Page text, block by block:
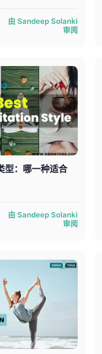
由 Sandeep Solanki
审阅
型：哪一种适合
由 Sandeep Solanki
审阅